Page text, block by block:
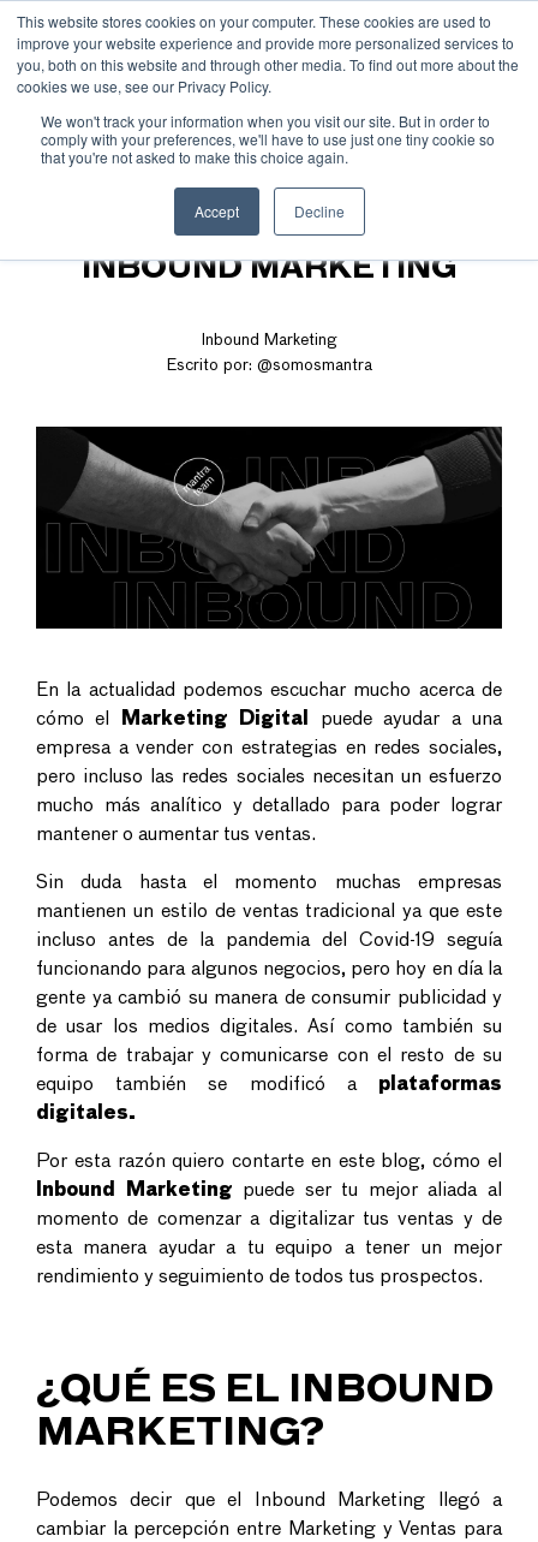
This website stores cookies on your computer. These cookies are used to
improve your website experience and provide more personalized services to
you, both on this website and through other media. To find out more about the
cookies we use, see our Privacy Policy.
We won't track your information when you visit our site. But in order to
comply with your preferences, we'll have to use just one tiny cookie so
that you're not asked to make this choice again.
Accept Decline
MEJORA TUS VENTAS CON
LA METODOLOGÍA
INBOUND MARKETING
Inbound Marketing
Escrito por: @somosmantra
En la actualidad podemos escuchar mucho acerca de
cómo el Marketing Digital puede ayudar a una
empresa a vender con estrategias en redes sociales,
pero incluso las redes sociales necesitan un esfuerzo
mucho más analítico y detallado para poder lograr
mantener o aumentar tus ventas.
Sin duda hasta el momento muchas empresas
mantienen un estilo de ventas tradicional ya que este
incluso antes de la pandemia del Covid-19 seguía
funcionando para algunos negocios, pero hoy en día la
gente ya cambió su manera de consumir publicidad y
de usar los medios digitales. Así como también su
forma de trabajar y comunicarse con el resto de su
equipo también se modificó a plataformas
digitales.
Por esta razón quiero contarte en este blog, cómo el
Inbound Marketing puede ser tu mejor aliada al
momento de comenzar a digitalizar tus ventas y de
esta manera ayudar a tu equipo a tener un mejor
rendimiento y seguimiento de todos tus prospectos.
¿QUÉ ES EL INBOUND
MARKETING?
Podemos decir que el Inbound Marketing llegó a
cambiar la percepción entre Marketing y Ventas para